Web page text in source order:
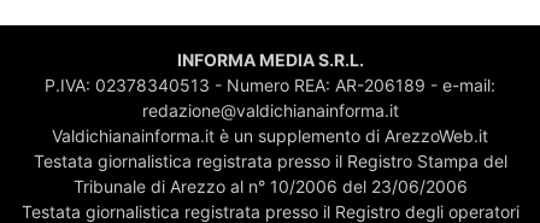
INFORMA MEDIA S.R.L.
P.IVA: 02378340513 - Numero REA: AR-206189 - e-mail:
redazione@valdichianainforma.it
Valdichianainforma.it è un supplemento di ArezzoWeb.it
Testata giornalistica registrata presso il Registro Stampa del
Tribunale di Arezzo al n° 10/2006 del 23/06/2006
Testata giornalistica registrata presso il Registro degli operatori